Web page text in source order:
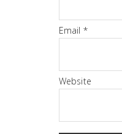
Email *
Website